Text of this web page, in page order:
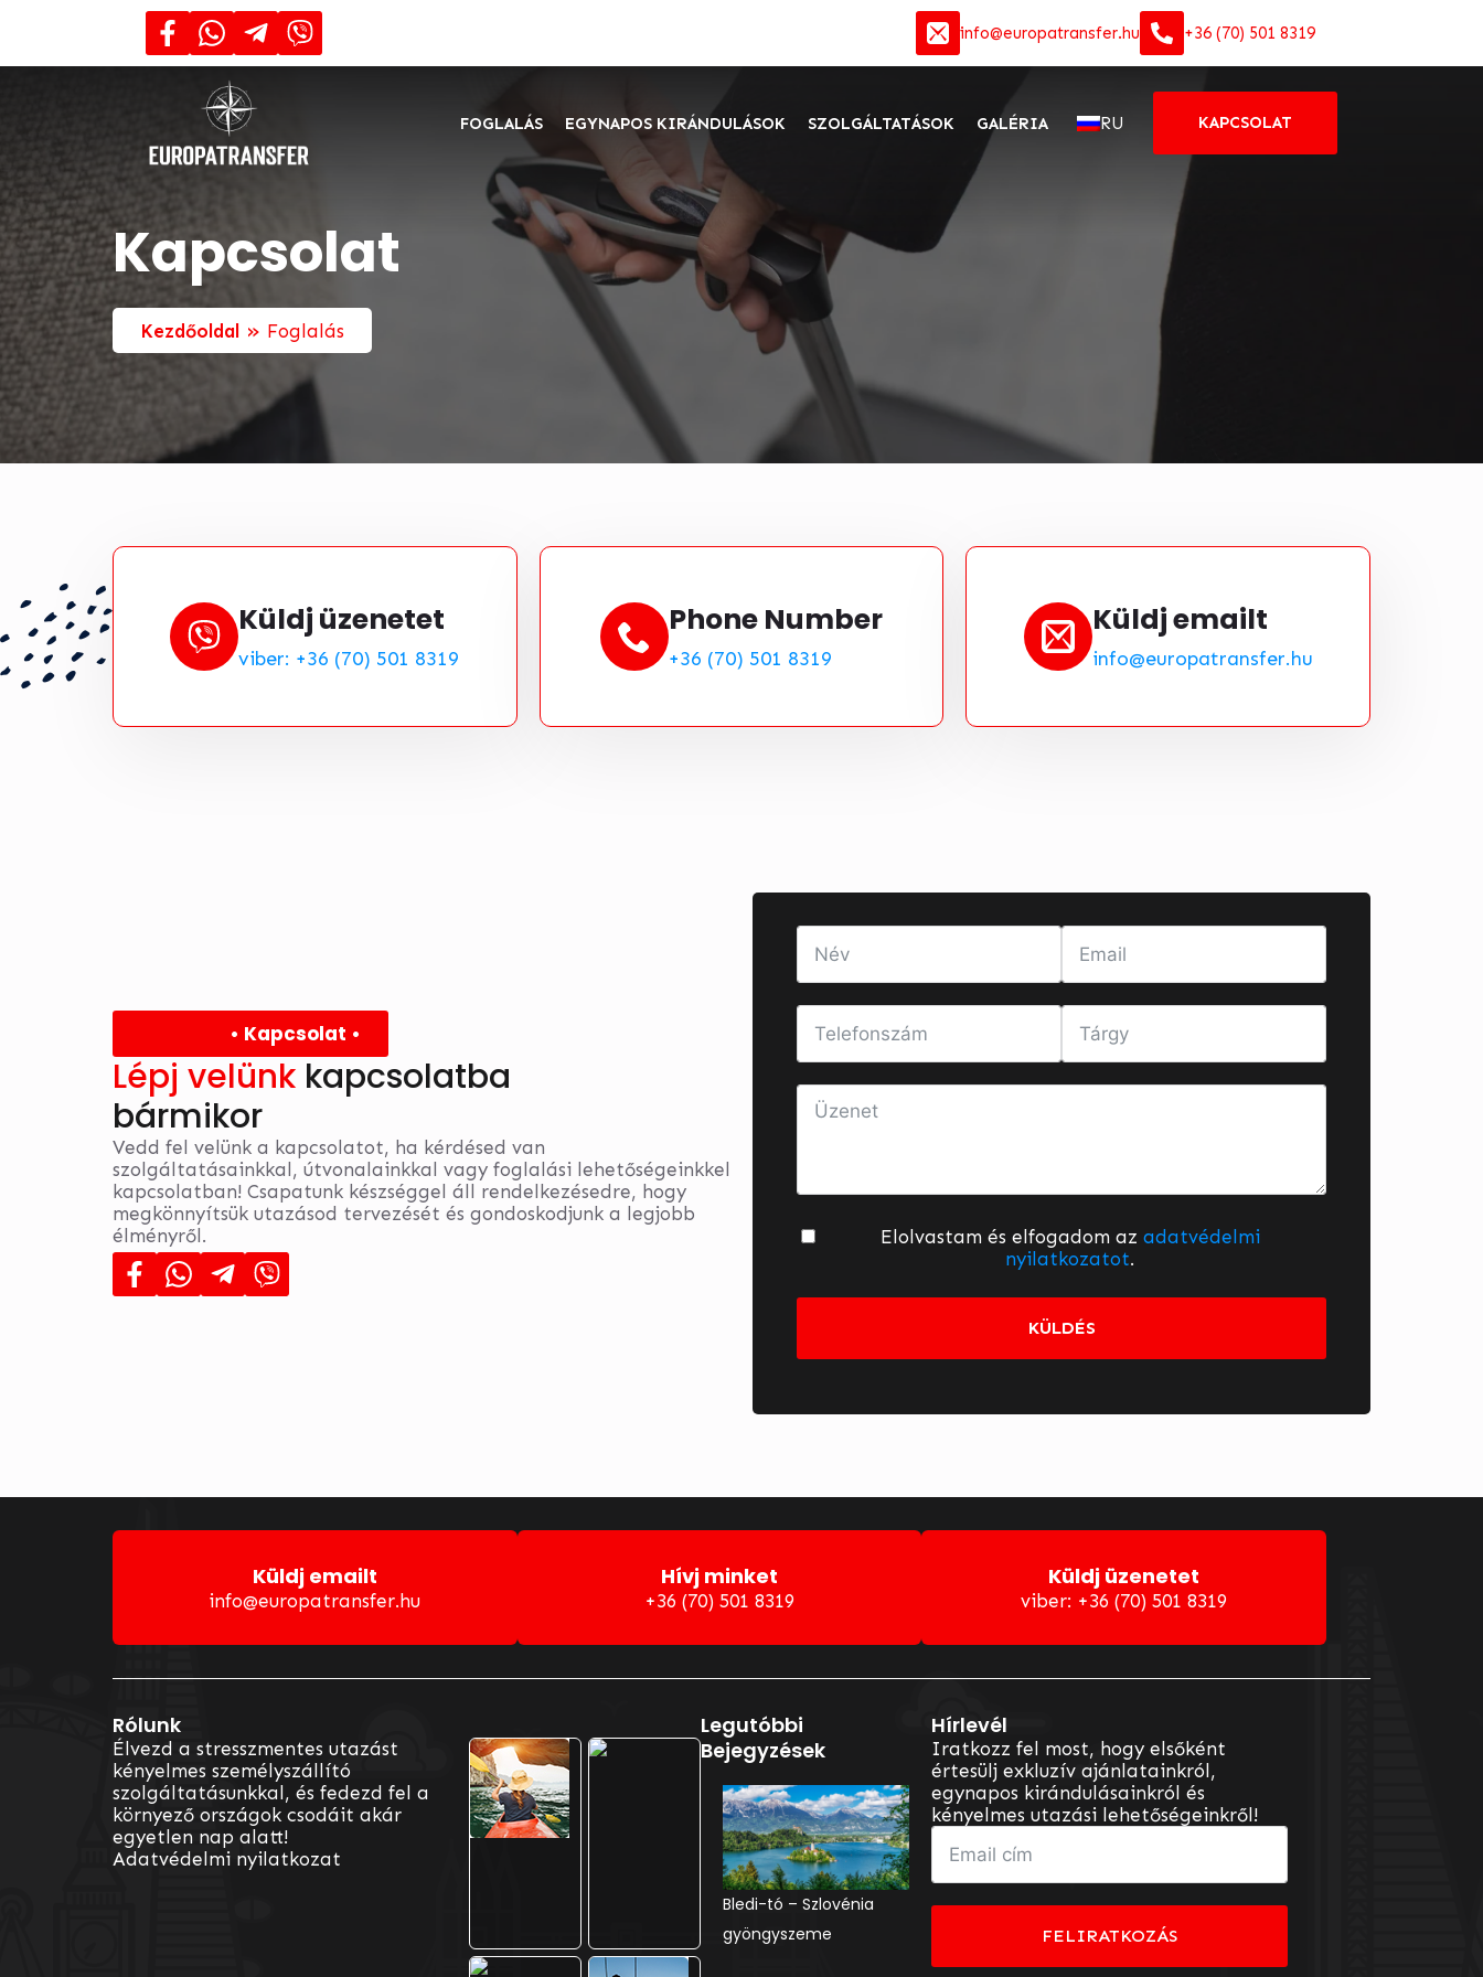
info@europatransfer.hu +36 (70) 501 8319
FOGLALÁS EGYNAPOS KIRÁNDULÁSOK SZOLGÁLTATÁSOK GALÉRIA RU KAPCSOLAT
Kapcsolat
Kezdőoldal » Foglalás
Küldj üzenetet
viber: +36 (70) 501 8319
Phone Number
+36 (70) 501 8319
Küldj emailt
info@europatransfer.hu
• Kapcsolat •
Lépj velünk kapcsolatba
bármikor
Vedd fel velünk a kapcsolatot, ha kérdésed van
szolgáltatásainkkal, útvonalainkkal vagy foglalási lehetőségeinkkel
kapcsolatban! Csapatunk készséggel áll rendelkezésedre, hogy
megkönnyítsük utazásod tervezését és gondoskodjunk a legjobb
élményről.
Elolvastam és elfogadom az adatvédelmi
nyilatkozatot.
KÜLDÉS
Küldj emailt
info@europatransfer.hu
Hívj minket
+36 (70) 501 8319
Küldj üzenetet
viber: +36 (70) 501 8319
Rólunk
Élvezd a stresszmentes utazást
kényelmes személyszállító
szolgáltatásunkkal, és fedezd fel a
környező országok csodáit akár
egyetlen nap alatt!
Adatvédelmi nyilatkozat
Legutóbbi
Bejegyzések
Adršpach – A cseh
kőrengeteg csodája
Bledi-tó – Szlovénia
gyöngyszeme
Sankt Wolfgang –
mesebeli alpesi élmény
Hírlevél
Iratkozz fel most, hogy elsőként
értesülj exkluzív ajánlatainkról,
egynapos kirándulásainkról és
kényelmes utazási lehetőségeinkről!
FELIRATKOZÁS